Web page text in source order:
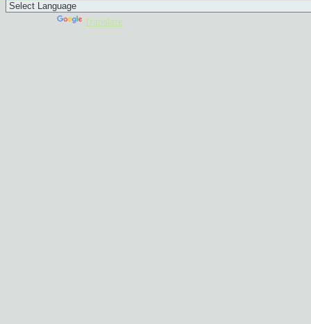
Translate